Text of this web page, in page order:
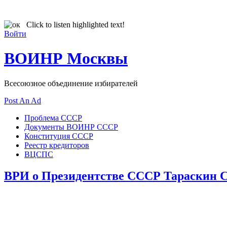
Click to listen highlighted text!
Войти
ВОИНР Москвы
Всесоюзное объединение избирателей
Post An Ad
Проблема СССР
Документы ВОИНР СССР
Конституция СССР
Реестр кредиторов
ВЦСПС
ВРИ о Президентстве СССР Тараскин